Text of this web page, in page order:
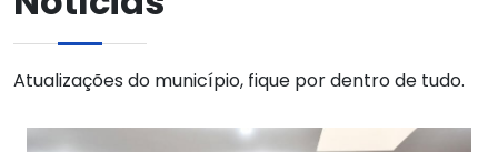
Atualizações do município, fique por dentro de tudo.